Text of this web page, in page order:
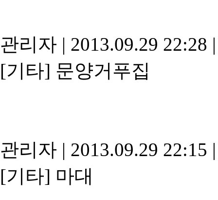
관리자 | 2013.09.29 22:28 |
[기타] 문양거푸집
관리자 | 2013.09.29 22:15 |
[기타] 마대